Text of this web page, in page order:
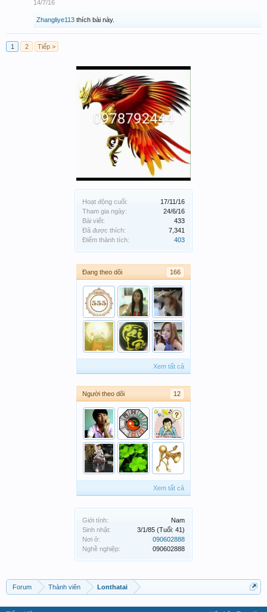
Hoạt động cuối:
17/11/16
Tham gia ngày:
24/6/16
Bài viết:
433
Đã được thích:
7,341
Điểm thành tích:
403
Đang theo dõi 166
Xem tất cả
Người theo dõi 12
Xem tất cả
Giới tính:
Nam
Sinh nhật:
3/1/85 (Tuổi: 41)
Nơi ở:
090602888
Nghề nghiệp:
090602888
14/7/16
Zhangliye113 thích bài này.
1 2 Tiếp >
Forum Thành viên Lonthatai